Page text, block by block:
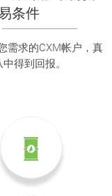
条件
需求的CXM帐户，真
得到回报。